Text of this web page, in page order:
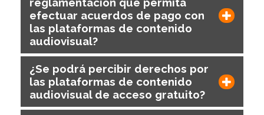
efectuar acuerdos de pago con
las plataformas de contenido
audiovisual?
¿Se podrá percibir derechos por
las plataformas de contenido
audiovisual de acceso gratuito?